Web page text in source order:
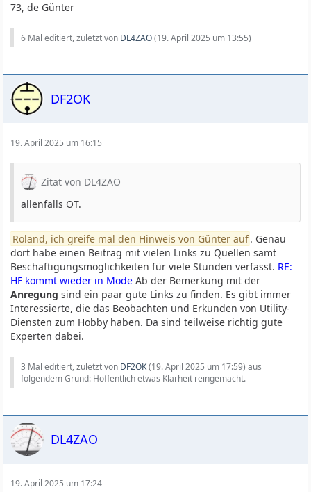
73, de Günter
6 Mal editiert, zuletzt von DL4ZAO(19. April 2025 um 13:55)
DF2OK
19. April 2025 um 16:15
Zitat von DL4ZAO
allenfalls OT.
Roland, ich greife mal den Hinweis von Günter auf. Genau
dort habe einen Beitrag mit vielen Links zu Quellen samt
Beschäftigungsmöglichkeiten für viele Stunden verfasst. RE:
HF kommt wieder in Mode Ab der Bemerkung mit der
Anregung sind ein paar gute Links zu finden. Es gibt immer
Interessierte, die das Beobachten und Erkunden von Utility-
Diensten zum Hobby haben. Da sind teilweise richtig gute
Experten dabei.
3 Mal editiert, zuletzt von DF2OK(19. April 2025 um 17:59) aus
folgendem Grund: Hoffentlich etwas Klarheit reingemacht.
DL4ZAO
19. April 2025 um 17:24